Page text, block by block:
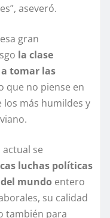
aseveró.
gran
la clase
tomar las
que no piense en
más humildes y
se
luchas políticas
mundo entero
su calidad
también para